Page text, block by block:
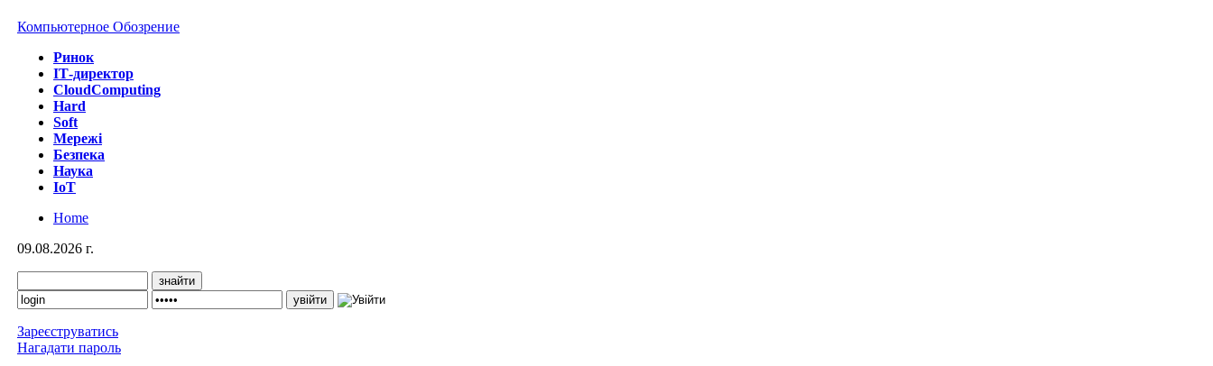
Компьютерное Обозрение
Ринок
IТ-директор
CloudComputing
Hard
Soft
Мережі
Безпека
Наука
IoT
Home
09.08.2026 г.
Зареєструватись
Нагадати пароль